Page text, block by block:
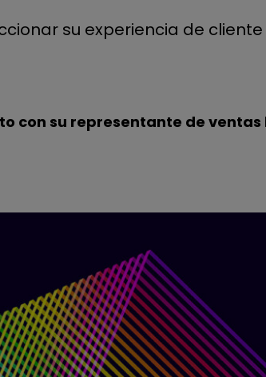
su experiencia de
con su representante de ventas